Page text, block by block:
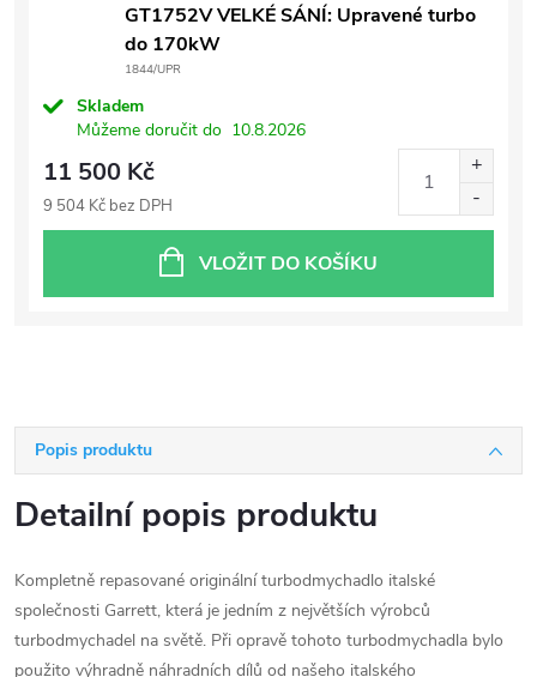
GT1752V VELKÉ SÁNÍ: Upravené turbo
do 170kW
1844/UPR
Skladem
Můžeme doručit do 10.8.2026
11 500 Kč
9 504 Kč bez DPH
VLOŽIT DO KOŠÍKU
Popis produktu
Detailní popis produktu
Kompletně repasované originální turbodmychadlo italské
společnosti Garrett, která je jedním z největších výrobců
turbodmychadel na světě. Při opravě tohoto turbodmychadla bylo
použito výhradně náhradních dílů od našeho italského